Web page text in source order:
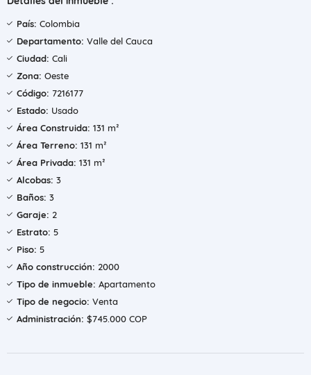
País: Colombia
Departamento: Valle del Cauca
Ciudad: Cali
Zona: Oeste
Código: 7216177
Estado: Usado
Área Construida: 131 m²
Área Terreno: 131 m²
Área Privada: 131 m²
Alcobas: 3
Baños: 3
Garaje: 2
Estrato: 5
Piso: 5
Año construcción: 2000
Tipo de inmueble: Apartamento
Tipo de negocio: Venta
Administración: $745.000 COP